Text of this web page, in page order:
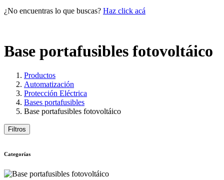
¿No encuentras lo que buscas? Haz click acá
Base portafusibles fotovoltáico
Productos
Automatización
Protección Eléctrica
Bases portafusibles
Base portafusibles fotovoltáico
Filtros
Categorías